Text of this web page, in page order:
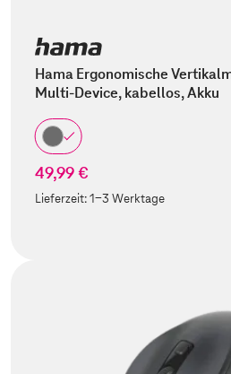
Hama Ergonomische
Multi-Device, kabellos, Akku
49,99 €
Lieferzeit:1-3 Werktage